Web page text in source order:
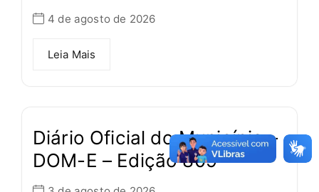
4 de agosto de 2026
Leia Mais
Diário Oficial do Município –
DOM-E – Edição 809